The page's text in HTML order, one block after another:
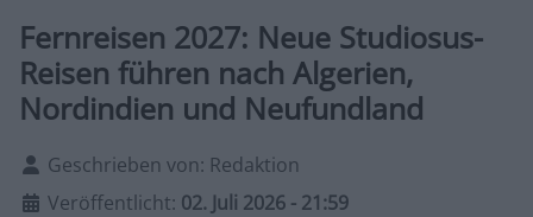
Fernreisen 2027: Neue Studiosus-
Reisen führen nach Algerien,
Nordindien und Neufundland
Details
Geschrieben von: Redaktion
Veröffentlicht: 02. Juli 2026 - 21:59